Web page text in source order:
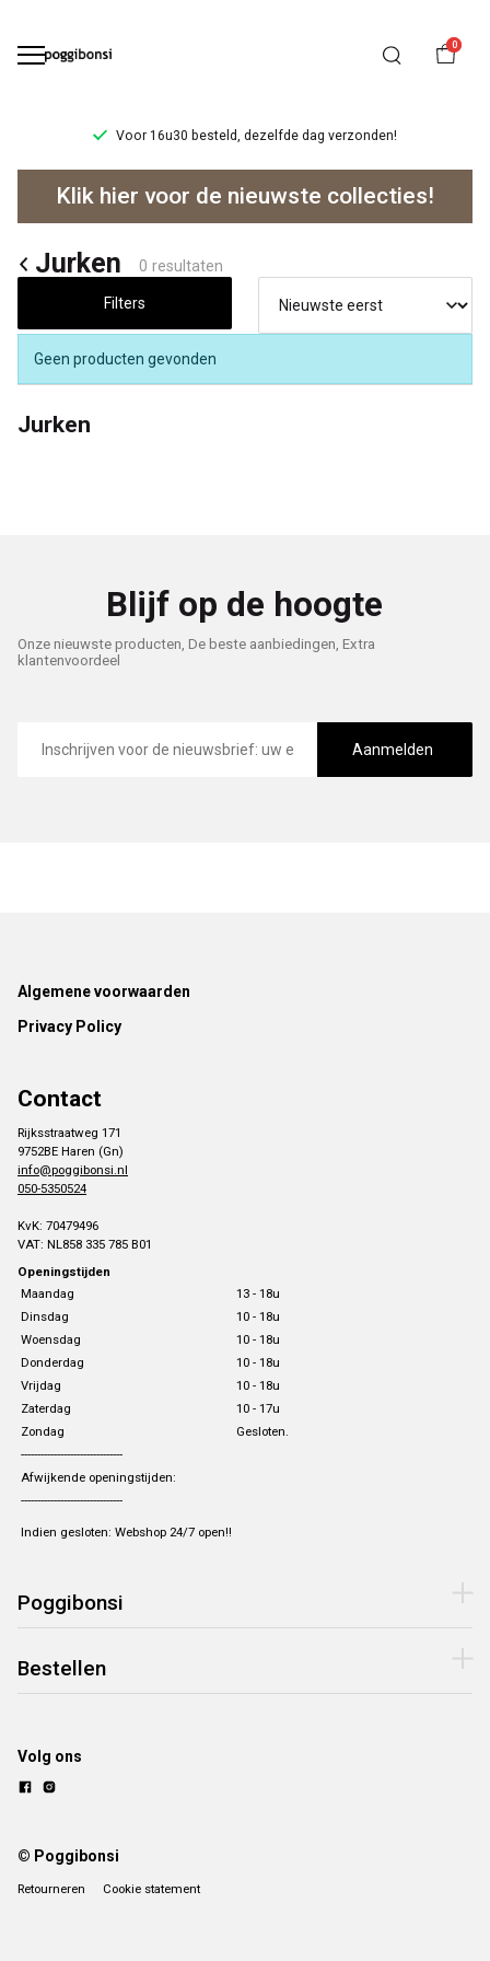
0
Voor 16u30 besteld, dezelfde dag verzonden!
Jurken
Poggibonsi
Klik hier voor de nieuwste collecties!
Jurken 0 resultaten
Filters
Geen producten gevonden
Jurken
Blijf op de hoogte
Onze nieuwste producten, De beste aanbiedingen, Extra
klantenvoordeel
mailadres
Aanmelden
Footer
Algemene voorwaarden
Privacy Policy
Contact
Rijksstraatweg 171
9752BE Haren (Gn)
info@poggibonsi.nl
050-5350524
KvK: 70479496
VAT: NL858 335 785 B01
Openingstijden
Maandag
13 - 18u
Dinsdag
10 - 18u
Woensdag
10 - 18u
Donderdag
10 - 18u
Vrijdag
10 - 18u
Zaterdag
10 - 17u
Zondag
Gesloten.
-------------------------------
Afwijkende openingstijden:
-------------------------------
Indien gesloten: Webshop 24/7 open!!
Poggibonsi
Bestellen
Volg ons
© Poggibonsi
Retourneren Cookie statement